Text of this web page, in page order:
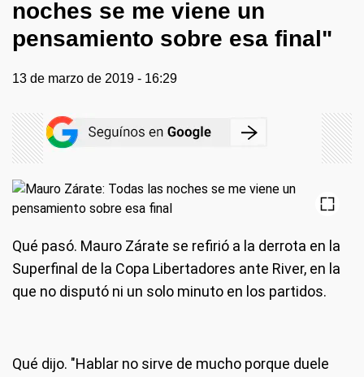
noches se me viene un
pensamiento sobre esa final"
13 de marzo de 2019 - 16:29
Qué pasó. Mauro Zárate se refirió a la derrota en la
Superfinal de la Copa Libertadores ante River, en la
que no disputó ni un solo minuto en los partidos.
Qué dijo. "Hablar no sirve de mucho porque duele